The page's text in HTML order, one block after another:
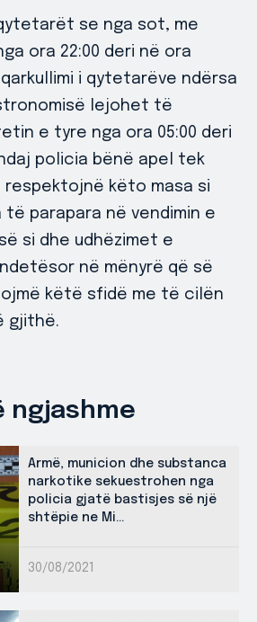
se nga sot, me
ora 22:00 deri në ora
i qytetarëve ndërsa
lejohet të
e tyre nga ora 05:00 deri
policia bënë apel tek
këto masa si
parapara në vendimin e
si dhe udhëzimet e
në mënyrë që së
këtë sfidë me të cilën
gjithë.
ngjashme
Armë, municion dhe substanca
narkotike sekuestrohen nga
policia gjatë bastisjes së një
shtëpie ne Mi...
30/08/2021